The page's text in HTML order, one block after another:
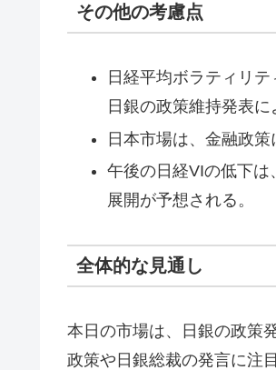
その他の考慮点
日経平均ボラティリ
日銀の政策維持発表
日本市場は、金融政
午後の日経VIの低下は
展開が予想される。
全体的な見通し
本日の市場は、日銀の政策
政策や日銀総裁の発言に注